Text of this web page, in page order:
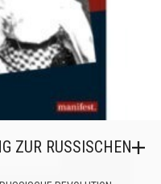
ZUR RUSSISCHEN